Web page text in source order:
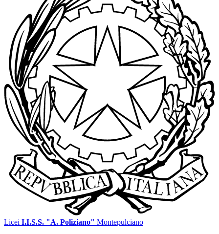
Licei I.I.S.S. "A. Poliziano" Montepulciano